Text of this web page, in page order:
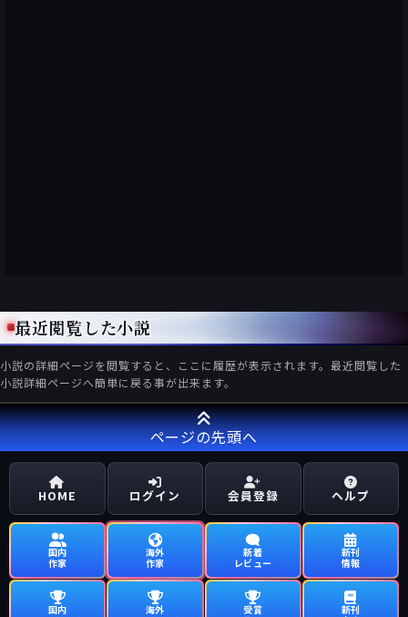
最近閲覧した小説
小説の詳細ページを閲覧すると、ここに履歴が表示されます。最近閲覧した
小説詳細ページへ簡単に戻る事が出来ます。
ページの先頭へ
HOME ログイン 会員登録 ヘルプ
国内
作家
海外
作家
新着
レビュー
新刊
情報
国内
海外
受賞
新刊